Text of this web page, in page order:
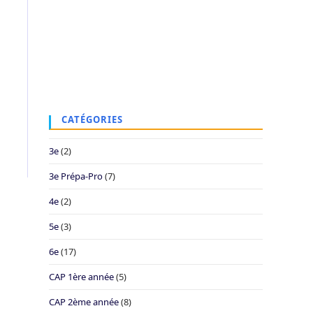
CATÉGORIES
3e(2)
3e Prépa-Pro(7)
4e(2)
5e(3)
6e(17)
CAP 1ère année(5)
CAP 2ème année(8)